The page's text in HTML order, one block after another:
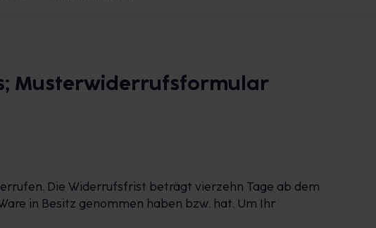
Musterwiderrufsformular
Die Widerrufsfrist beträgt vierzehn Tage ab dem
in Besitz genommen haben bzw. hat. Um Ihr